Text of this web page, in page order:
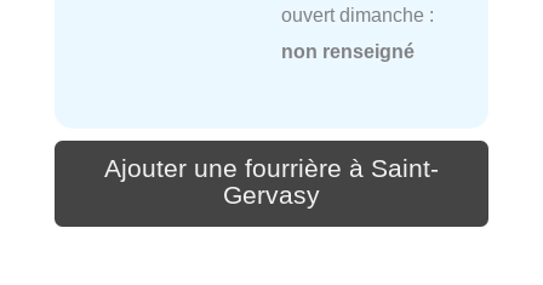
ouvert dimanche :
non renseigné
Ajouter une fourrière à Saint-
Gervasy